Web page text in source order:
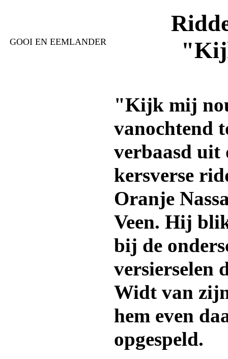
GOOI EN EEMLANDER
"Kijk mij
vanochtend
verbaasd uit
kersverse
Oranje
Veen. Hij
bij de
versierselen
Widt van
hem even
opgespeld.